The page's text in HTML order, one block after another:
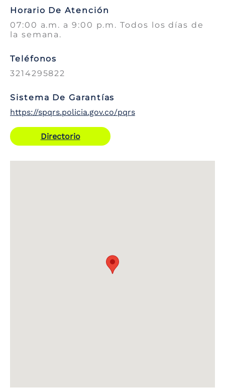
Horario De Atención
07:00 a.m. a 9:00 p.m. Todos los días de
la semana.
Teléfonos
3214295822
Sistema De Garantías
https://spqrs.policia.gov.co/pqrs
Directorio